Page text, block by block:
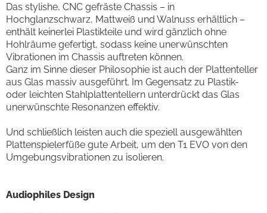
Das stylishe, CNC gefräste Chassis – in
Hochglanzschwarz, Mattweiß und Walnuss erhältlich –
enthält keinerlei Plastikteile und wird gänzlich ohne
Hohlräume gefertigt, sodass keine unerwünschten
Vibrationen im Chassis auftreten können.
Ganz im Sinne dieser Philosophie ist auch der Plattenteller
aus Glas massiv ausgeführt. Im Gegensatz zu Plastik-
oder leichten Stahlplattentellern unterdrückt das Glas
unerwünschte Resonanzen effektiv.
Und schließlich leisten auch die speziell ausgewählten
Plattenspielerfüße gute Arbeit, um den T1 EVO von den
Umgebungsvibrationen zu isolieren.
Audiophiles Design